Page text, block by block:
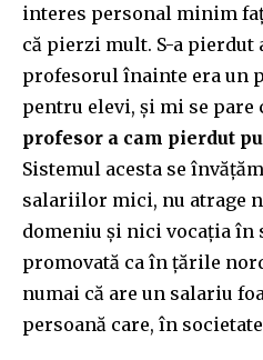
interes personal minim
că pierzi mult. S-a pierdut
profesorul înainte era un
pentru elevi, și mi se pare
profesor a cam pierdut
Sistemul acesta se
salariilor mici, nu atrage
domeniu și nici vocația în
promovată ca în țările
numai că are un salariu
persoană care, în